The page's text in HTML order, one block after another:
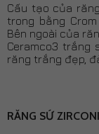
Cấu tạo của
trong bằng
Bên ngoài của
Ceramco3 trắng
răng trắng đẹp,
RĂNG SỨ